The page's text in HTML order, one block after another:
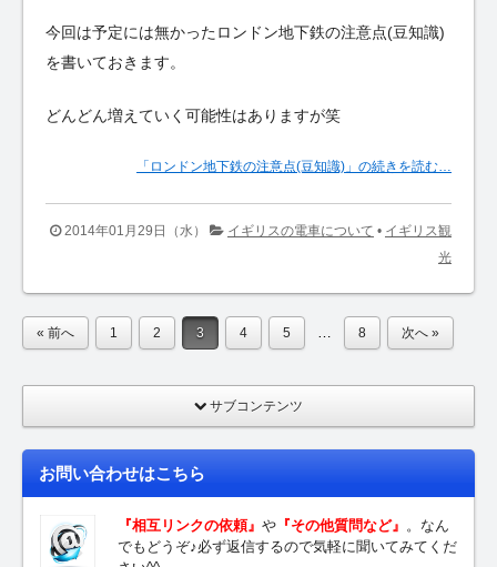
今回は予定には無かったロンドン地下鉄の注意点(豆知識)
を書いておきます。
どんどん増えていく可能性はありますが笑
「ロンドン地下鉄の注意点(豆知識)」の続きを読む…
2014年01月29日（水） イギリスの電車について • イギリス観
光
« 前へ 1 2 3 4 5 … 8 次へ »
サブコンテンツ
お問い合わせはこちら
『相互リンクの依頼』 や 『その他質問など』 。なん
でもどうぞ♪必ず返信するので気軽に聞いてみてくだ